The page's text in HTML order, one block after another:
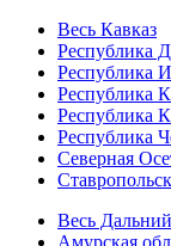
Весь Кавказ
Республика
Республика
Республика
Республика
Республика
Северная
Весь
Амурская